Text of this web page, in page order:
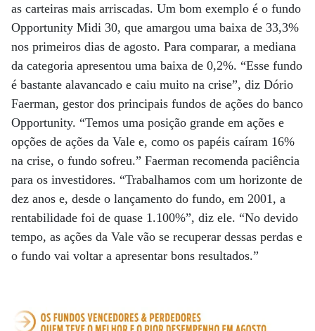
as carteiras mais arriscadas. Um bom exemplo é o fundo
Opportunity Midi 30, que amargou uma baixa de 33,3%
nos primeiros dias de agosto. Para comparar, a mediana
da categoria apresentou uma baixa de 0,2%. “Esse fundo
é bastante alavancado e caiu muito na crise”, diz Dório
Faerman, gestor dos principais fundos de ações do banco
Opportunity. “Temos uma posição grande em ações e
opções de ações da Vale e, como os papéis caíram 16%
na crise, o fundo sofreu.” Faerman recomenda paciência
para os investidores. “Trabalhamos com um horizonte de
dez anos e, desde o lançamento do fundo, em 2001, a
rentabilidade foi de quase 1.100%”, diz ele. “No devido
tempo, as ações da Vale vão se recuperar dessas perdas e
o fundo vai voltar a apresentar bons resultados.”